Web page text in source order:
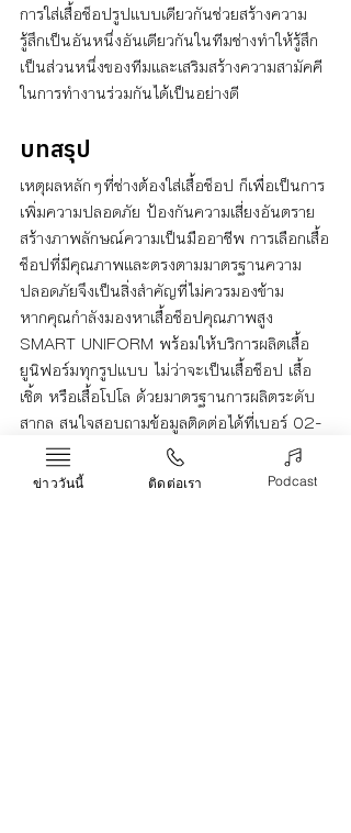
การใส่เสื้อช็อปรูปแบบเดียวกันช่วยสร้างความ
รู้สึกเป็นอันหนึ่งอันเดียวกันในทีมช่างทำให้รู้สึก
เป็นส่วนหนึ่งของทีมและเสริมสร้างความสามัคคี
ในการทำงานร่วมกันได้เป็นอย่างดี
บทสรุป
เหตุผลหลักๆที่ช่างต้องใส่เสื้อช็อป ก็เพื่อเป็นการ
เพิ่มความปลอดภัย ป้องกันความเสี่ยงอันตราย
สร้างภาพลักษณ์ความเป็นมืออาชีพ การเลือกเสื้อ
ช็อปที่มีคุณภาพและตรงตามมาตรฐานความ
ปลอดภัยจึงเป็นสิ่งสำคัญที่ไม่ควรมองข้าม
หากคุณกำลังมองหาเสื้อช็อปคุณภาพสูง
SMART UNIFORM พร้อมให้บริการผลิตเสื้อ
ยูนิฟอร์มทุกรูปแบบ ไม่ว่าจะเป็นเสื้อช็อป เสื้อ
เชิ้ต หรือเสื้อโปโล ด้วยมาตรฐานการผลิตระดับ
สากล สนใจสอบถามข้อมูลติดต่อได้ที่เบอร์ 02-
415-7195
ยูนิฟอร์ม
ข่าววันนี้ ติดต่อเรา Podcast